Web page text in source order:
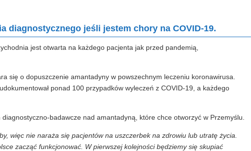
diagnostycznego jeśli jestem chory na COVID-19.
jest otwarta na każdego pacjenta jak przed pandemią,
się o dopuszczenie amantadyny w powszechnym leczeniu koronawirusa.
ponad 100 przypadków wyleczeń z COVID-19, a każdego
badawcze nad amantadyną, które chce otworzyć w Przemyślu.
więc nie naraża się pacjentów na uszczerbek na zdrowiu lub utratę życia.
zacząć funkcjonować. W pierwszej kolejności będziemy się skupiać